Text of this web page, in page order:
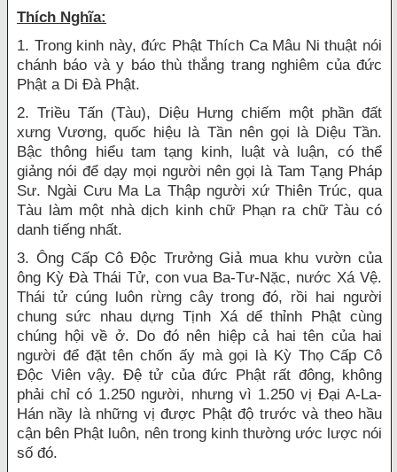
Thích Nghĩa:
1. Trong kinh này, đức Phật Thích Ca Mâu Ni thuật nói
chánh báo và y báo thù thắng trang nghiêm của đức
Phật a Di Đà Phật.
2. Triều Tấn (Tàu), Diệu Hưng chiếm một phần đất
xưng Vương, quốc hiệu là Tần nên gọi là Diệu Tần.
Bậc thông hiểu tam tạng kinh, luật và luận, có thể
giảng nói để dạy mọi người nên gọi là Tam Tạng Pháp
Sư. Ngài Cưu Ma La Thập người xứ Thiên Trúc, qua
Tàu làm một nhà dịch kinh chữ Phạn ra chữ Tàu có
danh tiếng nhất.
3. Ông Cấp Cô Độc Trưởng Giả mua khu vườn của
ông Kỳ Đà Thái Tử, con vua Ba-Tư-Nặc, nước Xá Vệ.
Thái tử cúng luôn rừng cây trong đó, rồi hai người
chung sức nhau dựng Tịnh Xá dể thỉnh Phật cùng
chúng hội về ở. Do đó nên hiệp cả hai tên của hai
người để đặt tên chốn ấy mà gọi là Kỳ Thọ Cấp Cô
Độc Viên vậy. Đệ tử của đức Phật rất đông, không
phải chỉ có 1.250 người, nhưng vì 1.250 vị Đại A-La-
Hán nầy là những vị được Phật độ trước và theo hầu
cận bên Phật luôn, nên trong kinh thường ước lược nói
số đó.